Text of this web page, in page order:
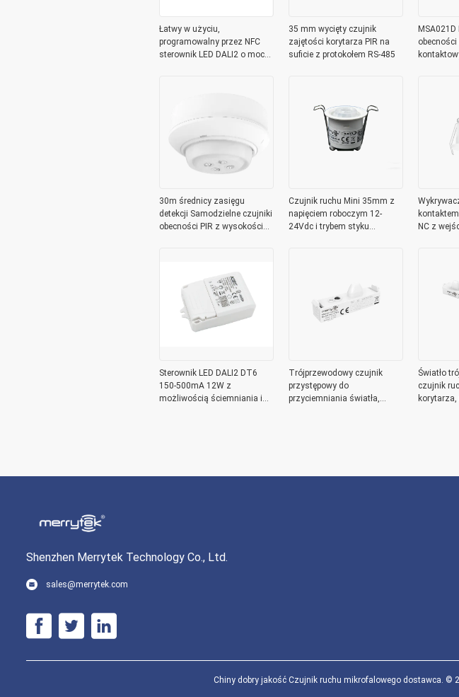
Łatwy w użyciu,
programowalny przez NFC
sterownik LED DALI2 o mocy
35 mm wycięty czujnik
zajętości korytarza PIR na
suficie z protokołem RS-485
30m średnicy zasięgu
detekcji Samodzielne czujniki
obecności PIR z wysokością
Czujnik ruchu Mini 35mm z
napięciem roboczym 12-
24Vdc i trybem styku
NC z
Sterownik LED DALI2 DT6
150-500mA 12W z
możliwością ściemniania i
Trójprzewodowy czujnik
przystępowy do
przyciemniania światła,
Światło
czujnik
Shenzhen Merrytek Technology Co., Ltd.
sales@merrytek.com
Chiny dobry jakość Czujnik ruchu mikrofalowego dostawca. ©